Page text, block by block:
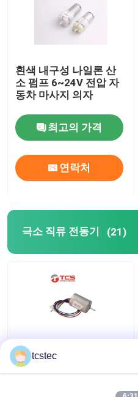
흰색 내구성 나일론 산
소 펌프 6~24V 전압 자
동차 마사지 의자
최고의 가격
연락처
극소 직류 전동기 (21)
DC 14.4V 작은 극소 직
류 전동기 6600 Rpm 전
tcstec